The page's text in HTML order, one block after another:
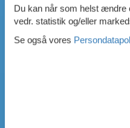
Du kan når som helst ændre
vedr. statistik og/eller
Se også vores